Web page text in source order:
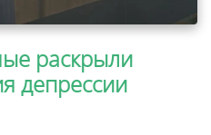
раскрыли
депрессии